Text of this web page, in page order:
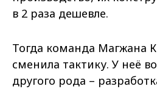
в 2 раза дешевле.
Тогда команда Магжана
сменила тактику. У неё
другого рода –